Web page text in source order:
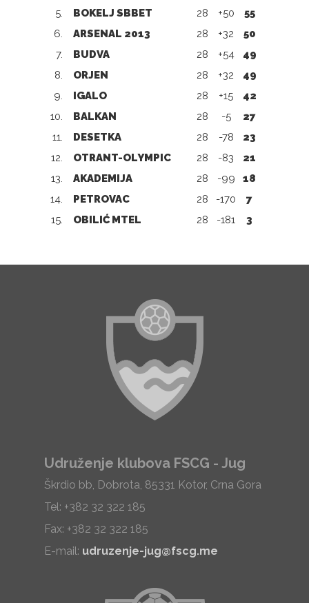
5.
BOKELJ SBBET 28 +50
55
6.
ARSENAL 2013 28 +32
50
7.
BUDVA 28 +54
49
8.
ORJEN 28 +32
49
9.
IGALO 28 +15
42
10.
BALKAN 28 -5
27
11.
DESETKA 28 -78
23
12.
OTRANT-OLYMPIC 28 -83
21
13.
AKADEMIJA 28 -99
18
14.
PETROVAC 28 -170
7
15.
OBILIĆ MTEL 28 -181 3
Udruženje klubova FSCG - Jug
Škrdio bb, Dobrota, 85331 Kotor, Crna Gora
Tel: +382 32 322 185
Fax: +382 32 322 185
E-mail: udruzenje-jug@fscg.me